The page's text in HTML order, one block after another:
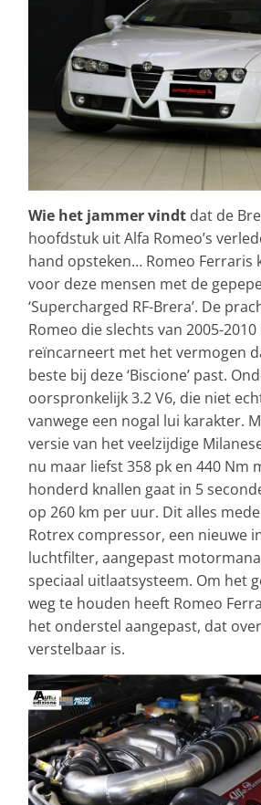
Wie het jammer vindt dat de
hoofdstuk uit Alfa Romeo’s
hand opsteken… Romeo Ferraris
voor deze mensen met de
‘Supercharged RF-Brera’. De
Romeo die slechts van 2005-
reïncarneert met het vermogen
beste bij deze ‘Biscione’ past.
oorspronkelijk 3.2 V6, die niet
vanwege een nogal lui karakter.
versie van het veelzijdige
nu maar liefst 358 pk en 440 Nm
honderd knallen gaat in 5
op 260 km per uur. Dit alles
Rotrex compressor, een nieuwe
luchtfilter, aangepast
speciaal uitlaatsysteem. Om het
weg te houden heeft Romeo
het onderstel aangepast, dat
verstelbaar is.